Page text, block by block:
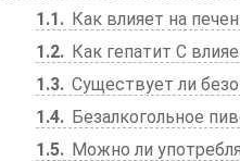
1.1
Как влияет на
1.2
Как гепатит С
1.3 Существует ли
1.4
Безалкогольное
1.5
Можно ли